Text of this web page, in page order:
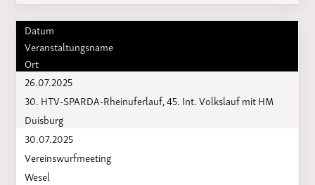
Datum
Veranstaltungsname
Ort
26.07.2025
30. HTV-SPARDA-Rheinuferlauf, 45. Int. Volkslauf mit HM
Duisburg
30.07.2025
Vereinswurfmeeting
Wesel